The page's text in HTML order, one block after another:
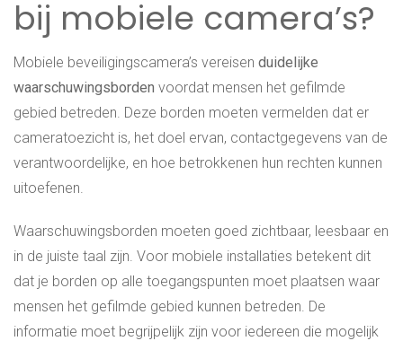
bij mobiele camera’s?
Mobiele beveiligingscamera’s vereisen duidelijke
waarschuwingsborden voordat mensen het gefilmde
gebied betreden. Deze borden moeten vermelden dat er
cameratoezicht is, het doel ervan, contactgegevens van de
verantwoordelijke, en hoe betrokkenen hun rechten kunnen
uitoefenen.
Waarschuwingsborden moeten goed zichtbaar, leesbaar en
in de juiste taal zijn. Voor mobiele installaties betekent dit
dat je borden op alle toegangspunten moet plaatsen waar
mensen het gefilmde gebied kunnen betreden. De
informatie moet begrijpelijk zijn voor iedereen die mogelijk